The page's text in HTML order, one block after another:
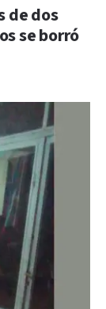
de dos
se borró